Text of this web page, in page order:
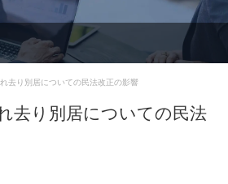
れ去り別居についての民法改正の影響
去り別居についての民法